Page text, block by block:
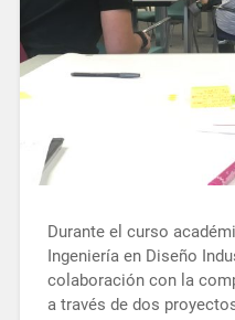
Durante el curso
Ingeniería en Diseño
colaboración con la
a través de dos